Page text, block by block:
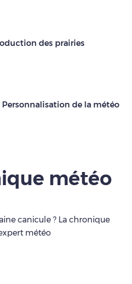
des prairies
Personnalisation de la météo
météo
canicule ? La chronique
météo